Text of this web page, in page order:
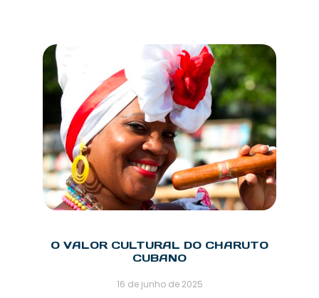
O VALOR CULTURAL DO CHARUTO
CUBANO
16 de junho de 2025